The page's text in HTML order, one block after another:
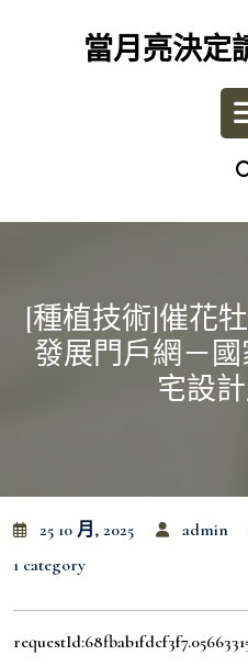
當月亮決定
[種植技術]催花
發展門戶網－
宅設
25 10 月, 2025 admin
1 category